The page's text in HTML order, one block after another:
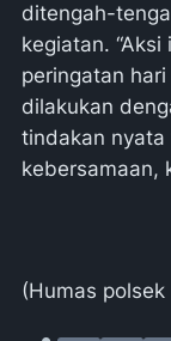
ditengah-
kegiatan.
peringatan
dilakukan
tindakan nyata
kebersamaan,
(Humas polsek